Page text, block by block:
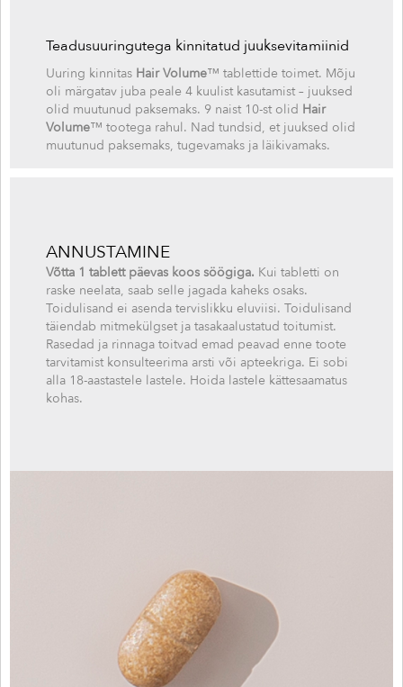
Teadusuuringutega kinnitatud juuksevitamiinid
Uuring kinnitas Hair Volume™ tablettide toimet. Mõju
oli märgatav juba peale 4 kuulist kasutamist – juuksed
olid muutunud paksemaks. 9 naist 10-st olid Hair
Volume™ tootega rahul. Nad tundsid, et juuksed olid
muutunud paksemaks, tugevamaks ja läikivamaks.
ANNUSTAMINE
Võtta 1 tablett päevas koos söögiga. Kui tabletti on
raske neelata, saab selle jagada kaheks osaks.
Toidulisand ei asenda tervislikku eluviisi. Toidulisand
täiendab mitmekülgset ja tasakaalustatud toitumist.
Rasedad ja rinnaga toitvad emad peavad enne toote
tarvitamist konsulteerima arsti või apteekriga. Ei sobi
alla 18-aastastele lastele. Hoida lastele kättesaamatus
kohas.